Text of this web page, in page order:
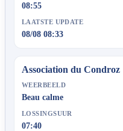
08:55
LAATSTE UPDATE
08/08 08:33
Association du Condroz
WEERBEELD
Beau calme
LOSSINGSUUR
07:40